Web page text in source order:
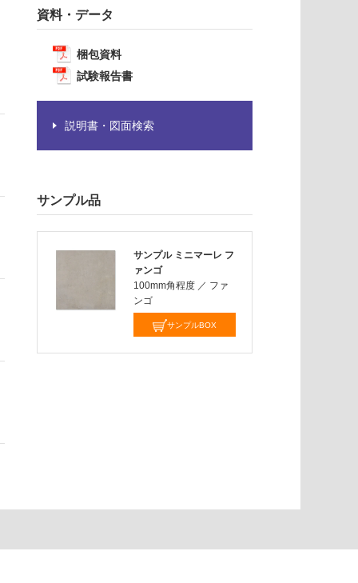
資料・データ
梱包資料
試験報告書
説明書・図面検索
サンプル品
サンプル ミニマーレ フ
ァンゴ
100mm角程度 ／ ファ
ンゴ
サンプルBOX